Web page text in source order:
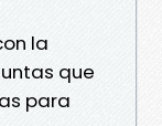
la
que
para